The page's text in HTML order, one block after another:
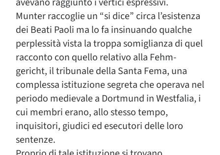
Munter raccoglie un “si dice” circa l’esistenza
dei Beati Paoli ma lo fa insinuando qualche
perplessità vista la troppa somiglianza di quel
racconto con quello relativo alla Fehm-
gericht, il tribunale della Santa Fema, una
complessa istituzione segreta che operava nel
periodo medievale a Dortmund in Westfalia, i
cui membri erano, allo stesso tempo,
inquisitori, giudici ed esecutori delle loro
sentenze.